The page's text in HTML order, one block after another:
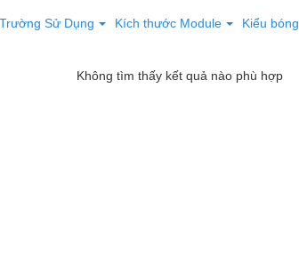
Sử Dụng Kích thước Module Kiểu bóng
Không tìm thấy kết quả nào phù hợp